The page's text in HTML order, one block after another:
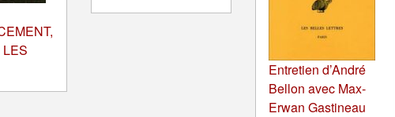
LES
Entretien d’André
Bellon avec Max-
Erwan Gastineau